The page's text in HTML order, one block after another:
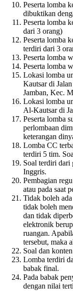
Peserta lomba
dibuktikan
Peserta lomba
dari 3 orang)
Peserta lomba
terdiri dari 3
Peserta lomba
Peserta lomba
Lokasi lomba
Kautsar di
Jamban, Kec.
Lokasi lomba
Al-Kautsar di
Peserta lomba
perlombaan
keterangan
Lomba CC
terdiri 5 tim.
Soal terdiri dari
Inggris.
Pembagian
atau pada saat
Tidak boleh
tidak boleh
dan tidak
elektronik
ruangan.
tersebut, maka
Soal dan
Lomba terdiri
babak final.
Pada babak
dengan nilai